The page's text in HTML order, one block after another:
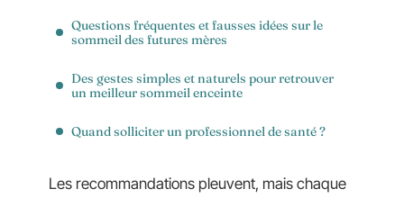
Questions fréquentes et fausses idées sur le
sommeil des futures mères
Des gestes simples et naturels pour retrouver
un meilleur sommeil enceinte
Quand solliciter un professionnel de santé ?
Les recommandations pleuvent, mais chaque